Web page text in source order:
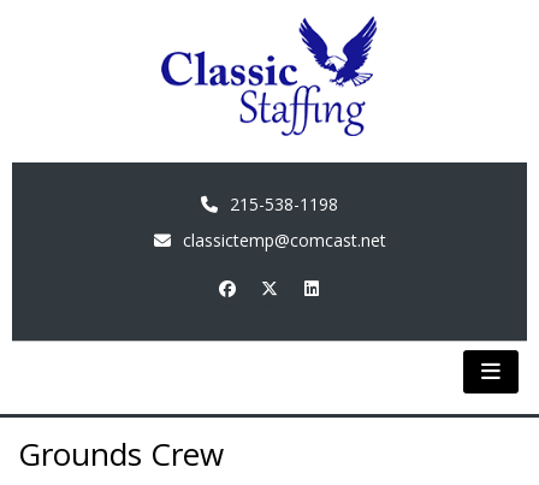
215-538-1198
classictemp@comcast.net
Grounds Crew